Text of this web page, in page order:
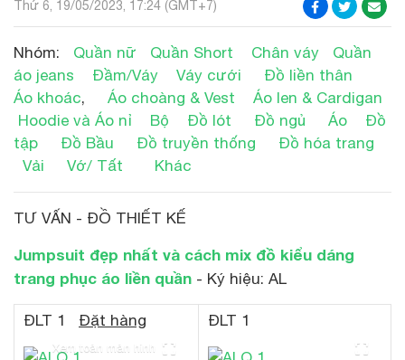
Thứ 6, 19/05/2023, 17:24 (GMT+7)
Nhóm: Quần nữ Quần Short Chân váy
Quần
áo jeans
Đầm/Váy Váy cưới
Đồ liền thân
Áo khoác, Áo choàng & Vest
Áo len & Cardigan
Hoodie và Áo nỉ
Bộ Đồ lót Đồ ngủ Áo
Đồ
tập
Đồ Bầu Đồ truyền thống
Đồ hóa trang
Vải
Vớ/ Tất Khác
TƯ VẤN - ĐỒ THIẾT KẾ
Jumpsuit đẹp nhất và cách mix đồ kiểu dáng
trang phục áo liền quần - Ký hiệu: AL
ĐLT 1 Đặt hàng
Xem toàn màn hình
ĐLT 1